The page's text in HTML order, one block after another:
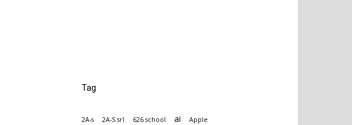
Tag
2A-s 2A-S srl 626 school ai Apple